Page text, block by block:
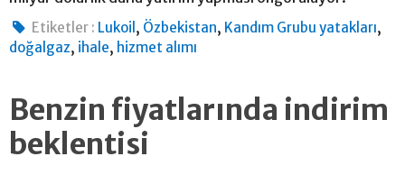
Etiketler : Lukoil , Özbekistan, Kandım Grubu yatakları,
doğalgaz, ihale, hizmet alımı
Benzin fiyatlarında indirim
beklentisi